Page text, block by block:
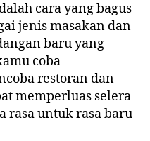
cara yang bagus
jenis masakan dan
baru yang
coba
restoran dan
memperluas selera
rasa untuk rasa baru